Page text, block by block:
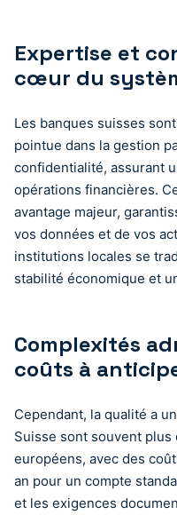
Expertise et
cœur du
Les banques suisses
pointue dans la gestion
confidentialité, assurant
opérations financières.
avantage majeur,
vos données et de vos
institutions locales se
stabilité économique et
Complexités
coûts à
Cependant, la qualité a
Suisse sont souvent plus
européens, avec des
an pour un compte
et les exigences